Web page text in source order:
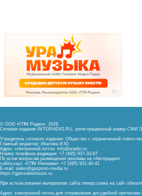
© ООО «ГПМ Радио», 2026
Сетевое издание AVTORADIO.RU, регистрационный номер СМИ
Учредитель сетевого издания: Общество с ограниченной
Главный редактор: Ипатова И.Ю.
Адрес электронной почты: info@aradio.ru
Номер телефона редакции: +7 (495) 937-33-67
По всем вопросам размещения рекламы на «Авторадио»
сейлз-хаус «ГПМ Реклама»: +7 (495) 921-40-41
E-mail: sales@gazprom-media.ru
https://gpmsaleshouse.ru
При использовании материалов сайта гиперссылка на сайт
Адрес электронной почты для отправления досудебной